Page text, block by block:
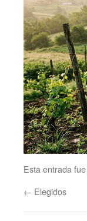
Esta entrada
← Elegidos